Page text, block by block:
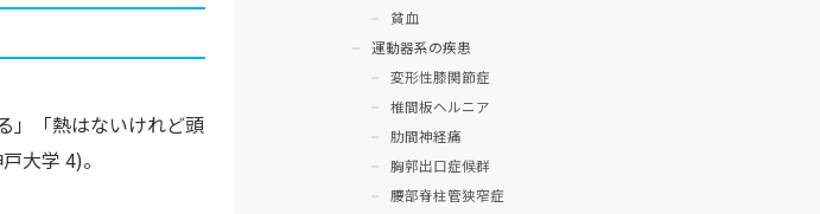
」「熱はないけれど頭
大学 4)。
貧血
運動器系の疾患
変形性膝関節症
椎間板ヘルニア
肋間神経痛
胸郭出口症候群
腰部脊柱管狭窄症